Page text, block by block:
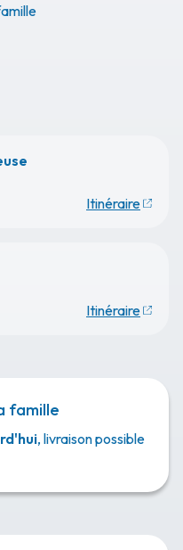
Itinéraire
Itinéraire
famille
, livraison possible